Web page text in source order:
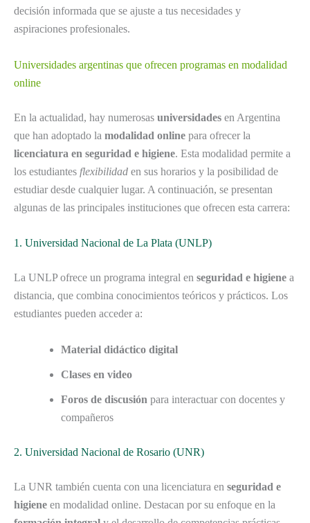
decisión informada que se ajuste a tus necesidades y
aspiraciones profesionales.
Universidades argentinas que ofrecen programas en modalidad
online
En la actualidad, hay numerosas universidades en Argentina
que han adoptado la modalidad online para ofrecer la
licenciatura en seguridad e higiene. Esta modalidad permite a
los estudiantes flexibilidad en sus horarios y la posibilidad de
estudiar desde cualquier lugar. A continuación, se presentan
algunas de las principales instituciones que ofrecen esta carrera:
1. Universidad Nacional de La Plata (UNLP)
La UNLP ofrece un programa integral en seguridad e higiene a
distancia, que combina conocimientos teóricos y prácticos. Los
estudiantes pueden acceder a:
Material didáctico digital
Clases en video
Foros de discusión para interactuar con docentes y
compañeros
2. Universidad Nacional de Rosario (UNR)
La UNR también cuenta con una licenciatura en seguridad e
higiene en modalidad online. Destacan por su enfoque en la